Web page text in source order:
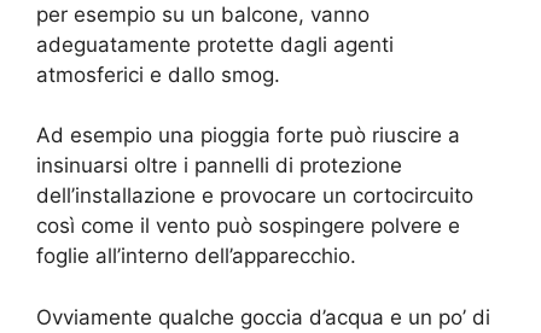
per esempio su un balcone, vanno
adeguatamente protette dagli agenti
atmosferici e dallo smog.
Ad esempio una pioggia forte può riuscire a
insinuarsi oltre i pannelli di protezione
dell’installazione e provocare un cortocircuito
così come il vento può sospingere polvere e
foglie all’interno dell’apparecchio.
Ovviamente qualche goccia d’acqua e un po’ di